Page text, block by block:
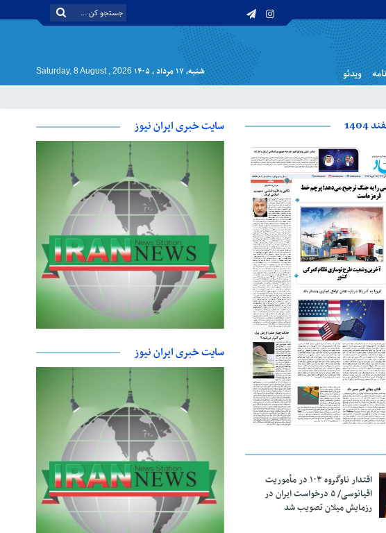
ویدئو شنبه, ۱۷ مرداد , ۱۴۰۵ Saturday, 8 August , 2026
اقتدار ناوگروه ۱۰۳ در مأموریت‌
اقیانوسی/ ۵ درخواست ایران در
رزمایش میلان تصویب شد
سایت خبری ایران نیوز
سایت خبری ایران نیوز